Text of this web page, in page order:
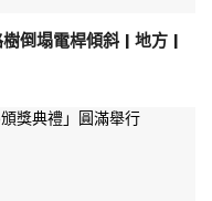
倒塌電桿傾斜 | 地方 |